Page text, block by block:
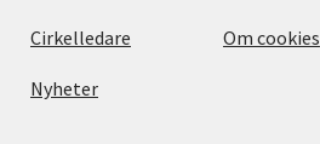
Cirkelledare
Nyheter
Om cookies